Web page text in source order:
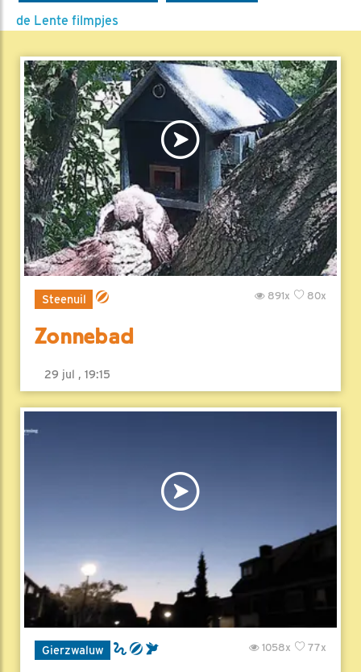
de Lente filmpjes
Steenuil 80x
891x
Zonnebad
29 jul , 19:15
Gierzwaluw 77x
1058x